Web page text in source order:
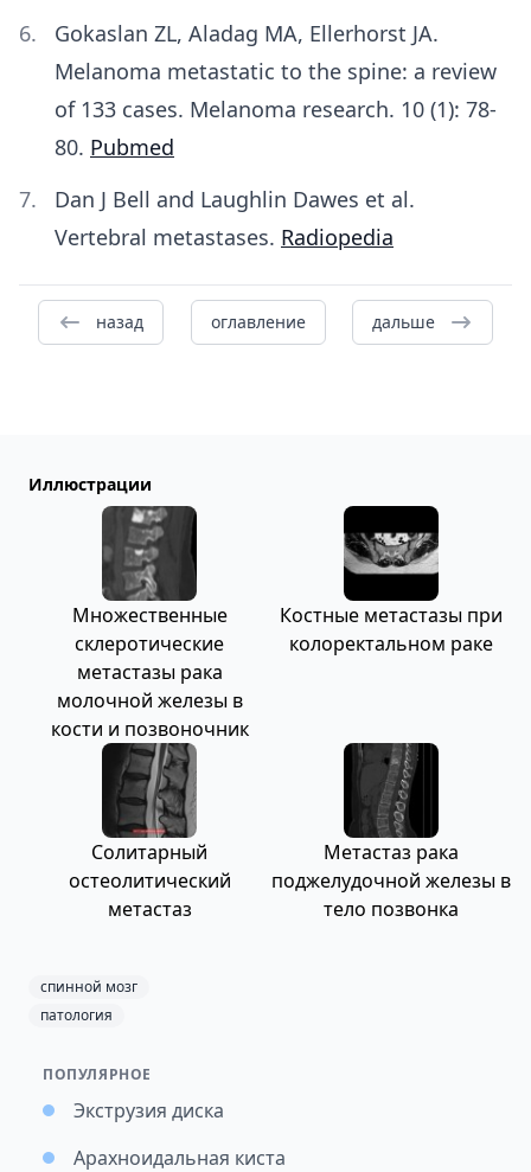
Gokaslan ZL, Aladag MA, Ellerhorst JA.
Melanoma metastatic to the spine: a review
of 133 cases. Melanoma research. 10 (1): 78-
80. Pubmed
Dan J Bell and Laughlin Dawes et al.
Vertebral metastases. Radiopedia
назад оглавление дальше
Иллюстрации
Множественные
склеротические
метастазы рака
молочной железы в
кости и позвоночник
Костные метастазы при
колоректальном раке
Солитарный
остеолитический
метастаз
Метастаз рака
поджелудочной железы в
тело позвонка
спинной мозг
патология
ПОПУЛЯРНОЕ
Экструзия диска
Арахноидальная киста